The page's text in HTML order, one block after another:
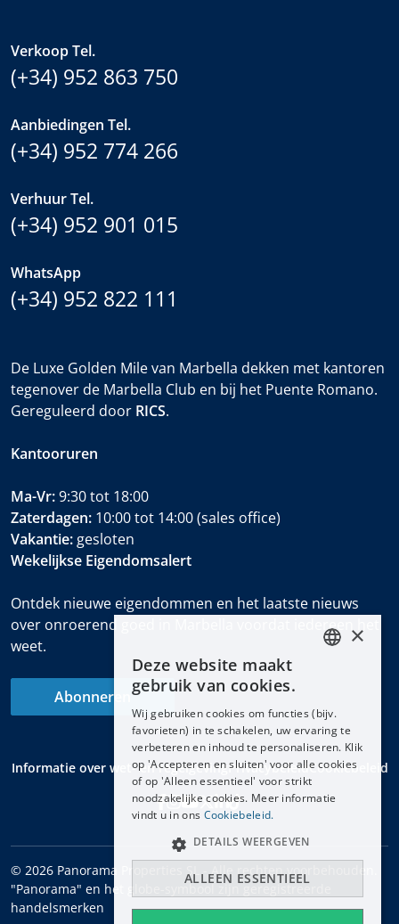
Verkoop Tel.
(+34) 952 863 750
Aanbiedingen Tel.
(+34) 952 774 266
Verhuur Tel.
(+34) 952 901 015
WhatsApp
(+34) 952 822 111
De Luxe Golden Mile van Marbella dekken met kantoren
tegenover de Marbella Club en bij het Puente Romano.
Gereguleerd door RICS.
Kantooruren
Ma-Vr:9:30 tot 18:00
Zaterdagen: 10:00 tot 14:00 (sales office)
Vakantie: gesloten
Wekelijkse Eigendomsalert
Ontdek nieuwe eigendommen en het laatste nieuws
over onroerend goed in Marbella voordat iedereen het
weet.
Abonneren
Informatie over wet- en regelgevingPrivacybeleidCookiebeleid
© 2026 Panorama Properties SL - Alle rechten voorbehouden.
"Panorama" en het globe-symbool zijn geregistreerde
handelsmerken
DEUTSCH
FRANÇAIS
×
Deze website maakt
gebruik van cookies.
Wij gebruiken cookies om functies (bijv.
favorieten) in te schakelen, uw ervaring te
verbeteren en inhoud te personaliseren. Klik
op 'Accepteren en sluiten' voor alle cookies
of op 'Alleen essentieel' voor strikt
noodzakelijke cookies. Meer informatie
vindt u in ons Cookiebeleid.
ALLEEN ESSENTIEEL
DETAILS WEERGEVEN